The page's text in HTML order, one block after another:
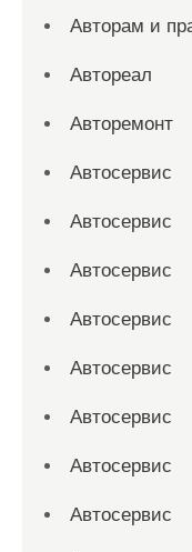
Авторам и
Автореал
Авторемонт
Автосервис
Автосервис
Автосервис
Автосервис
Автосервис
Автосервис
Автосервис
Автосервис